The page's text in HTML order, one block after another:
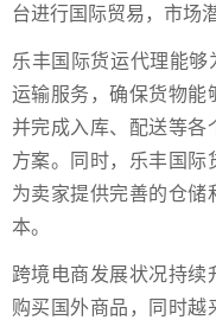
台进行国际贸易，市场
乐丰国际货运代理能
运输服务，确保货物能
并完成入库、配送等各
方案。同时，乐丰国
为卖家提供完善的仓
本。
跨境电商发展状况持续
购买国外商品，同时